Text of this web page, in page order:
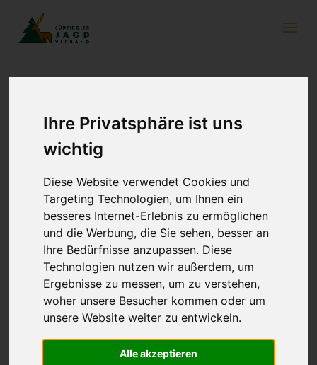
Ihre Privatsphäre ist uns
wichtig
Diese Website verwendet Cookies und
Targeting Technologien, um Ihnen ein
besseres Internet-Erlebnis zu ermöglichen
und die Werbung, die Sie sehen, besser an
Ihre Bedürfnisse anzupassen. Diese
Technologien nutzen wir außerdem, um
Ergebnisse zu messen, um zu verstehen,
woher unsere Besucher kommen oder um
unsere Website weiter zu entwickeln.
Alle akzeptieren
Sonderbeilage„Wild und Jagd in Südtirol“
27. Oktober 2022